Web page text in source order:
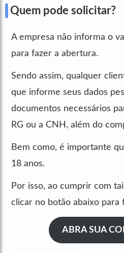
Quem pode solicitar?
A empresa não informa o
para fazer a abertura.
Sendo assim, qualquer
que informe seus dados
documentos necessários
RG ou a CNH, além do
Bem como, é importante
18 anos.
Por isso, ao cumprir com
clicar no botão abaixo para
ABRA SUA